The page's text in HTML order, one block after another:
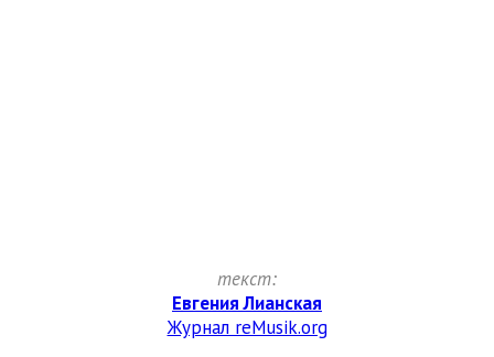
текст:
Евгения Лианская
Журнал reMusik.org